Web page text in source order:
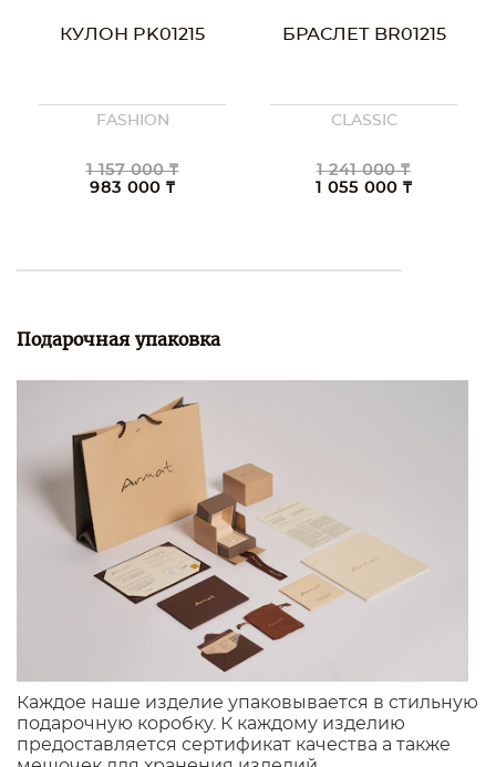
КУЛОН PK01215
FASHION
1 157 000 ₸
983 000 ₸
БРАСЛЕТ BR01215
CLASSIC
1 241 000 ₸
1 055 000 ₸
Подарочная упаковка
Каждое наше изделие упаковывается в стильную
подарочную коробку. К каждому изделию
предоставляется сертификат качества а также